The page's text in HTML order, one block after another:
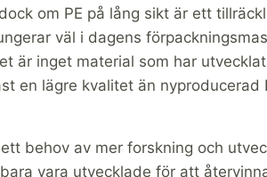
om PE på lång sikt är ett
väl i dagens
är inget material som har
en lägre kvalitet än nyproducerad
behov av mer forskning och
vara utvecklade för att